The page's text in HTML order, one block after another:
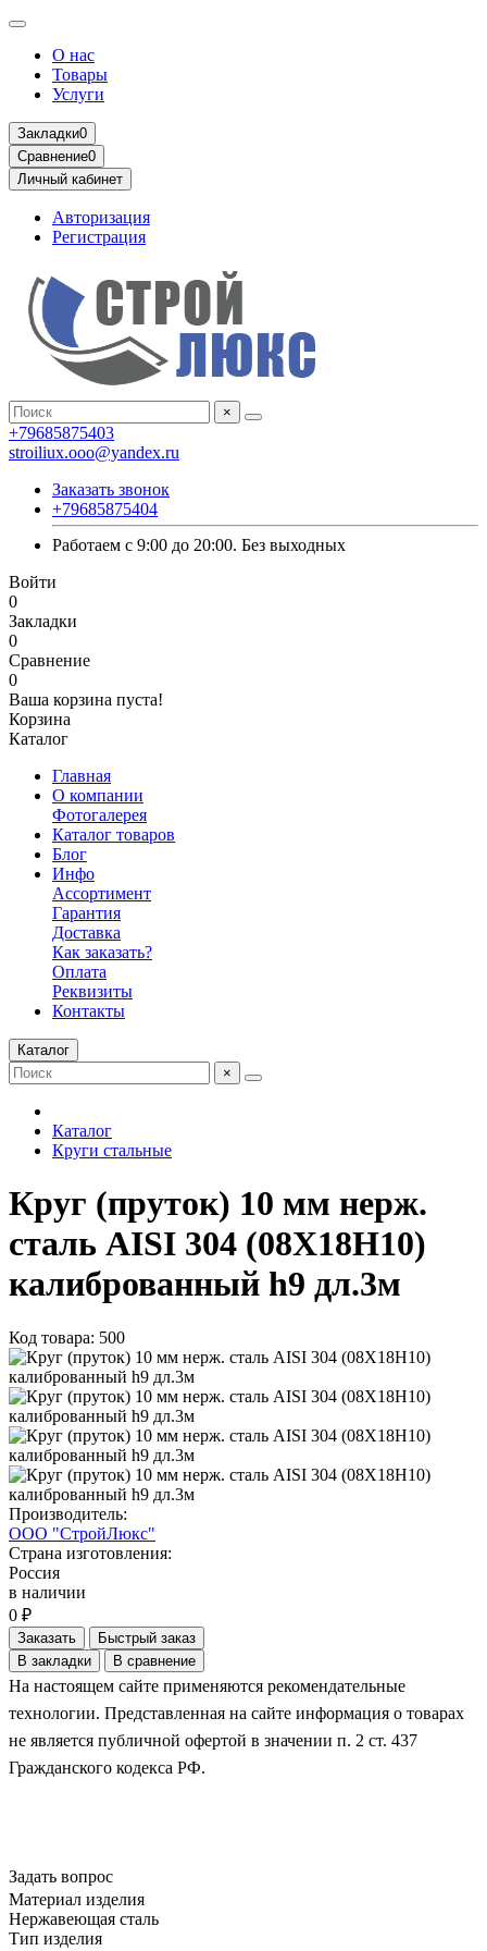
О нас
Товары
Услуги
Закладки0
Сравнение0
Личный кабинет
Авторизация
Регистрация
×
+79685875403
stroiliux.ooo@yandex.ru
Заказать звонок
+79685875404
Работаем с 9:00 до 20:00. Без выходных
Войти
0
Закладки
0
Сравнение
0
Ваша корзина пуста!
Корзина
Каталог
Главная
О компании
Фотогалерея
Каталог товаров
Блог
Инфо
Ассортимент
Гарантия
Доставка
Как заказать?
Оплата
Реквизиты
Контакты
Каталог
×
Каталог
Круги стальные
Круг (пруток) 10 мм нерж.
сталь AISI 304 (08Х18Н10)
калиброванный h9 дл.3м
Код товара: 500
Производитель:
ООО "СтройЛюкс"
Страна изготовления:
Россия
в наличии
0 ₽
Заказать
Быстрый заказ
В закладки
В сравнение
На настоящем сайте применяются рекомендательные
технологии. Представленная на сайте информация о товарах
не является публичной офертой в значении п. 2 ст. 437
Гражданского кодекса РФ.
Задать вопрос
Материал изделия
Нержавеющая сталь
Тип изделия